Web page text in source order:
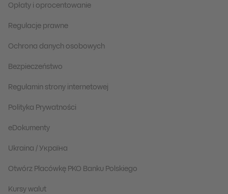
Opłaty i oprocentowanie
Regulacje prawne
Ochrona danych osobowych
Bezpieczeństwo
Regulamin strony internetowej
Polityka Prywatności
eDokumenty
Ukraina / Україна
Otwórz Placówkę PKO Banku Polskiego
Kursy walut